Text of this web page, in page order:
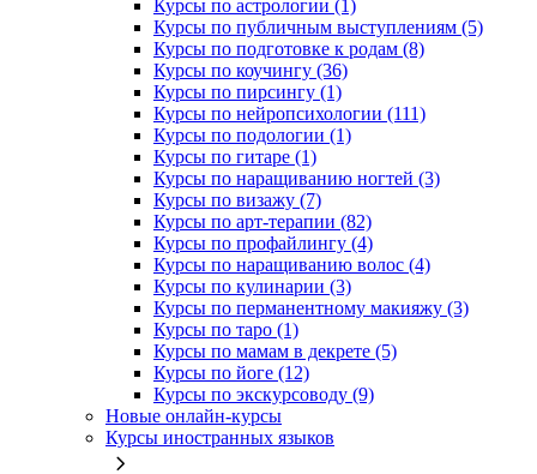
Курсы по астрологии (1)
Курсы по публичным выступлениям (5)
Курсы по подготовке к родам (8)
Курсы по коучингу (36)
Курсы по пирсингу (1)
Курсы по нейропсихологии (111)
Курсы по подологии (1)
Курсы по гитаре (1)
Курсы по наращиванию ногтей (3)
Курсы по визажу (7)
Курсы по арт-терапии (82)
Курсы по профайлингу (4)
Курсы по наращиванию волос (4)
Курсы по кулинарии (3)
Курсы по перманентному макияжу (3)
Курсы по таро (1)
Курсы по мамам в декрете (5)
Курсы по йоге (12)
Курсы по экскурсоводу (9)
Новые онлайн‑курсы
Курсы иностранных языков